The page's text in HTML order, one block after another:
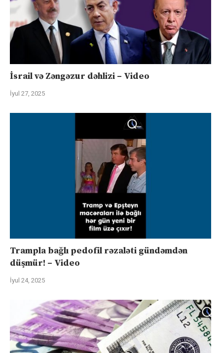
İsrail və Zəngəzur dəhlizi – Video
İyul 27, 2025
Trampla bağlı pedofil rəzaləti gündəmdən
düşmür! – Video
İyul 24, 2025